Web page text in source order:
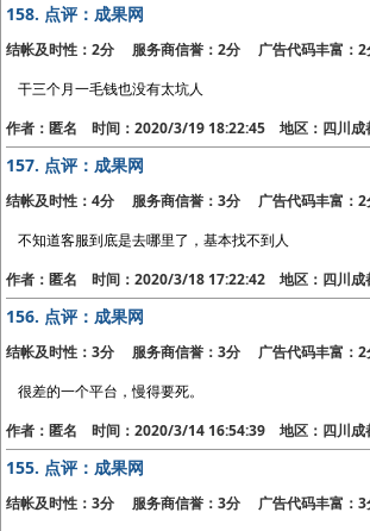
158. 点评：成果网
结帐及时性：2分 服务商信誉：2分 广告代码丰富：
干三个月一毛钱也没有太坑人
作者：匿名 时间：2020/3/19 18:22:45 地区：四川成
157. 点评：成果网
结帐及时性：4分 服务商信誉：3分 广告代码丰富：
不知道客服到底是去哪里了，基本找不到人
作者：匿名 时间：2020/3/18 17:22:42 地区：四川成
156. 点评：成果网
结帐及时性：3分 服务商信誉：3分 广告代码丰富：
很差的一个平台，慢得要死。
作者：匿名 时间：2020/3/14 16:54:39 地区：四川成
155. 点评：成果网
结帐及时性：3分 服务商信誉：3分 广告代码丰富：